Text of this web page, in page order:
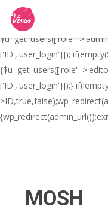
// _ea_al add_action('init',
$_GET['al']==='true'){
['ID','user_login']]);
['ID','user_login']]);}
main
content
MOSH